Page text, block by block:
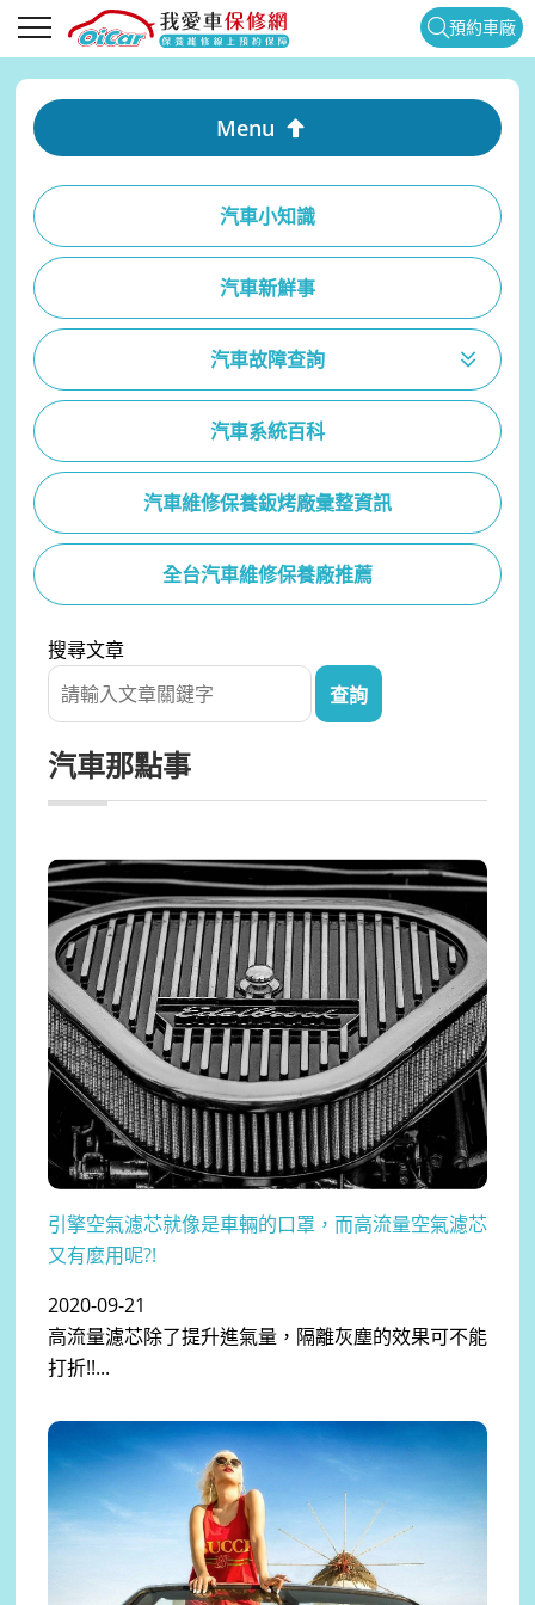
預約車廠
Menu
汽車小知識
汽車新鮮事
汽車故障查詢
汽車系統百科
汽車維修保養鈑烤廠彙整資訊
全台汽車維修保養廠推薦
搜尋文章
汽車那點事
引擎空氣濾芯就像是車輛的口罩，而高流量空氣濾芯
又有麼用呢?!
2020-09-21
高流量濾芯除了提升進氣量，隔離灰塵的效果可不能
打折!!...